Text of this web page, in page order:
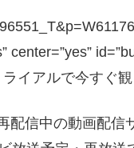
center=”yes”
イアルで今すぐ
配信中の動画配信